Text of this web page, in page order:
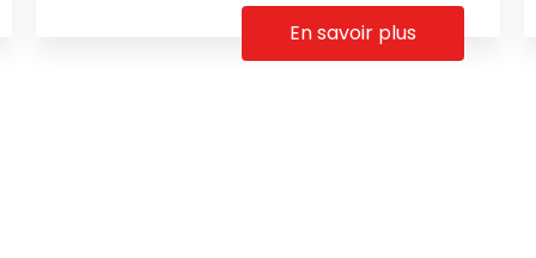
En savoir plus